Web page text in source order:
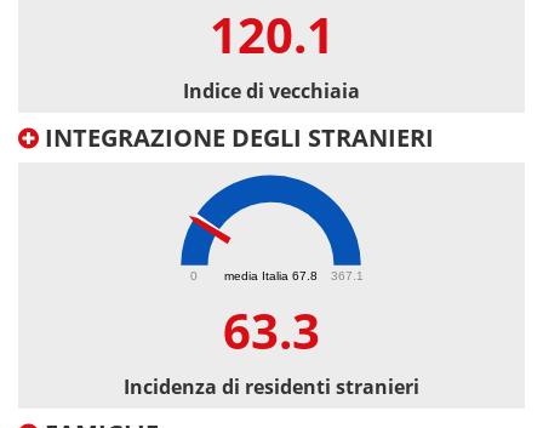
120.1
Indice di vecchiaia
INTEGRAZIONE DEGLI STRANIERI
media Italia 67.8
0 367.1
63.3
Incidenza di residenti stranieri